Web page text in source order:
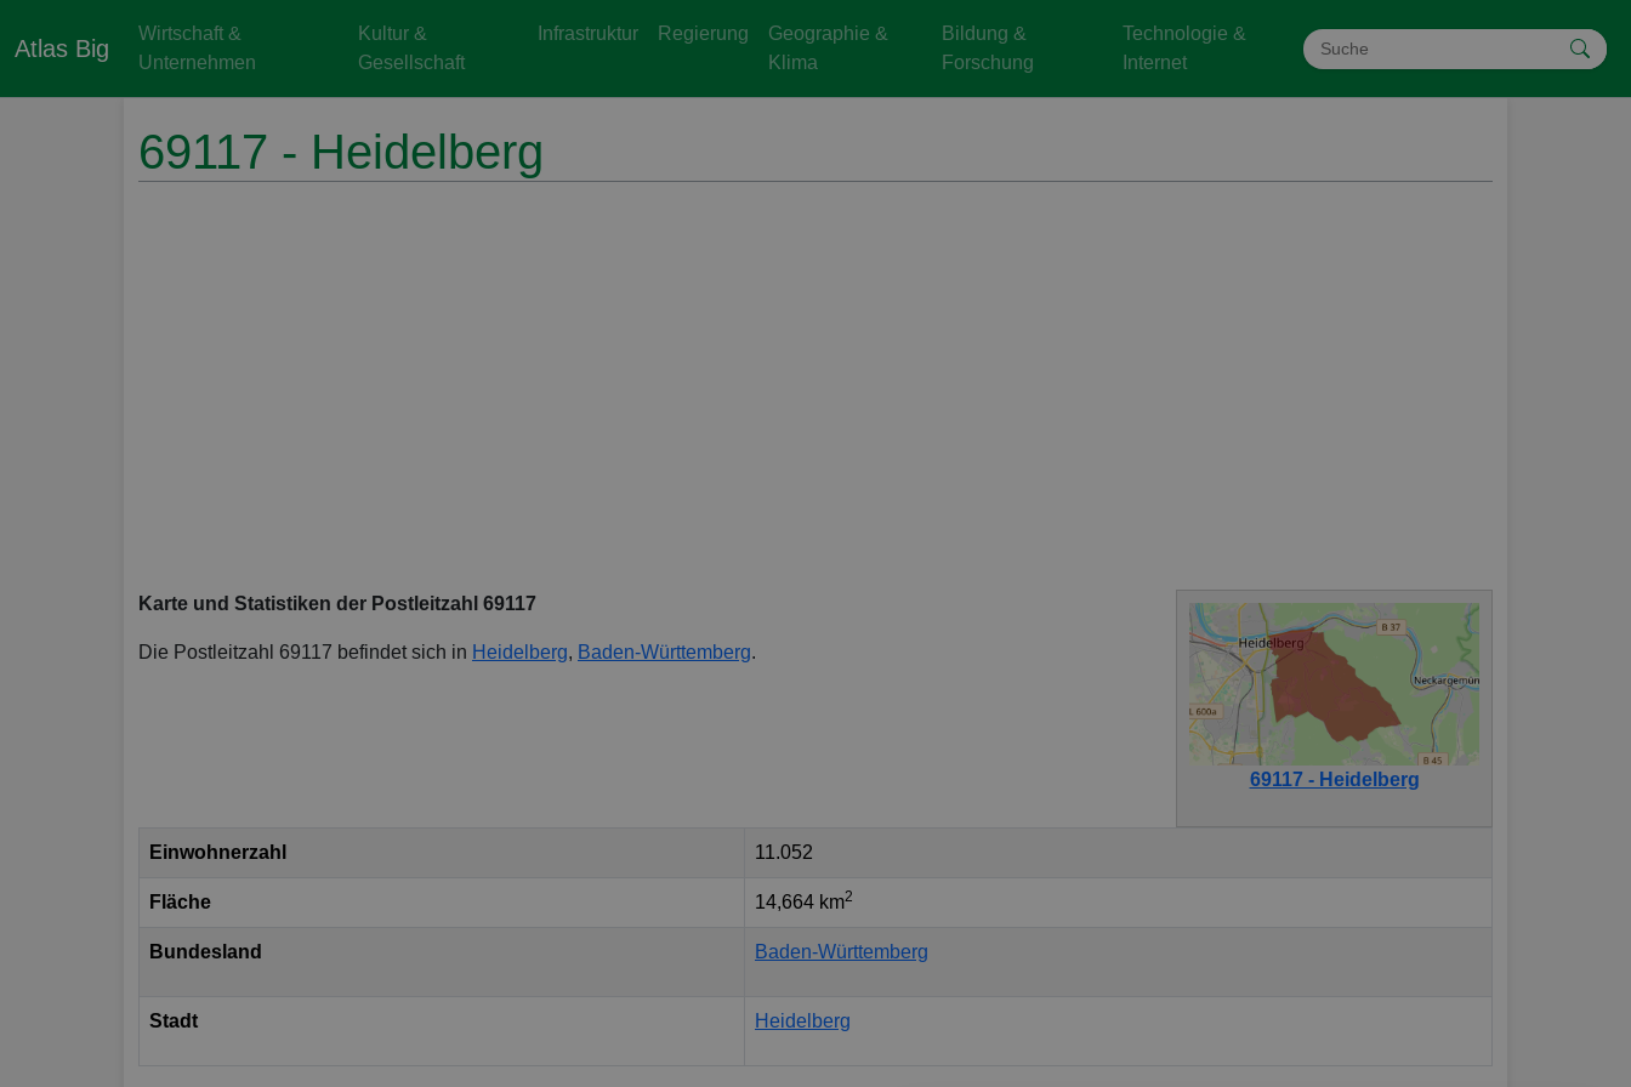
Atlas Big
Wirtschaft &
Unternehmen
Kultur &
Gesellschaft
Infrastruktur Regierung
Geographie &
Klima
Bildung &
Forschung
Technologie &
Internet
69117 - Heidelberg
Karte und Statistiken der Postleitzahl 69117
Die Postleitzahl 69117 befindet sich in Heidelberg, Baden-Württemberg.
69117 - Heidelberg
Einwohnerzahl 11.052
Fläche 14,664 km2
Bundesland Baden-Württemberg
Stadt Heidelberg